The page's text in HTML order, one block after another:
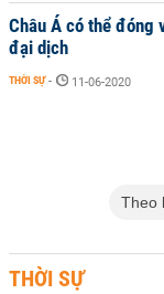
Châu Á có thể đóng
đại dịch
THỜI SỰ - 11-06-2020
Theo
THỜI SỰ